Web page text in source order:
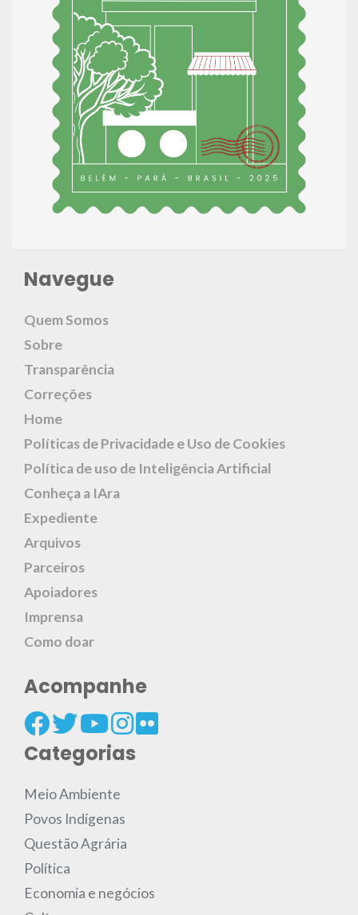
Navegue
Quem Somos
Sobre
Transparência
Correções
Home
Políticas de Privacidade e Uso de Cookies
Política de uso de Inteligência Artificial
Conheça a IAra
Expediente
Arquivos
Parceiros
Apoiadores
Imprensa
Como doar
Acompanhe
Categorias
Meio Ambiente
Povos Indígenas
Questão Agrária
Política
Economia e negócios